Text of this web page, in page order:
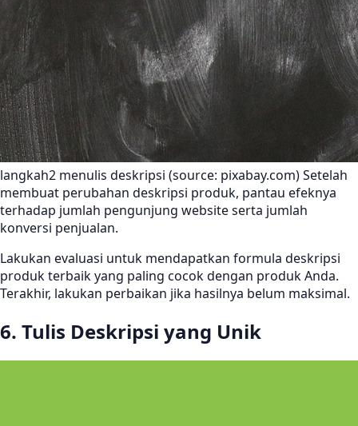
langkah2 menulis deskripsi (source: pixabay.com) Setelah
membuat perubahan deskripsi produk, pantau efeknya
terhadap jumlah pengunjung website serta jumlah
konversi penjualan.
Lakukan evaluasi untuk mendapatkan formula deskripsi
produk terbaik yang paling cocok dengan produk Anda.
Terakhir, lakukan perbaikan jika hasilnya belum maksimal.
6. Tulis Deskripsi yang Unik